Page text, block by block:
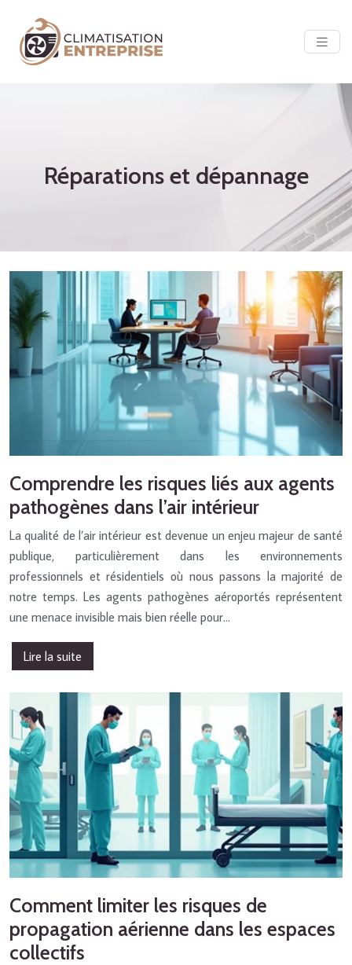
Réparations et dépannage
Comprendre les risques liés aux agents
pathogènes dans l’air intérieur
La qualité de l’air intérieur est devenue un enjeu majeur de santé
publique, particulièrement dans les environnements
professionnels et résidentiels où nous passons la majorité de
notre temps. Les agents pathogènes aéroportés représentent
une menace invisible mais bien réelle pour…
Lire la suite
Comment limiter les risques de
propagation aérienne dans les espaces
collectifs